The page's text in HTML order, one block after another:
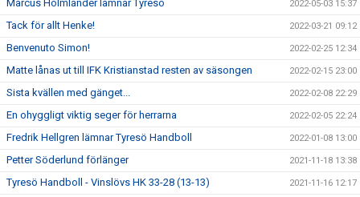
Marcus Holmlander lämnar Tyresö 2022-05-03 15:37
Tack för allt Henke! 2022-03-21 09:12
Benvenuto Simon! 2022-02-25 12:34
Matte lånas ut till IFK Kristianstad resten av säsongen 2022-02-15 23:00
Sista kvällen med gänget... 2022-02-08 22:29
En ohyggligt viktig seger för herrarna 2022-02-05 22:24
Fredrik Hellgren lämnar Tyresö Handboll 2022-01-08 13:00
Petter Söderlund förlänger 2021-11-18 13:38
Tyresö Handboll - Vinslövs HK 33-28 (13-13) 2021-11-16 12:17